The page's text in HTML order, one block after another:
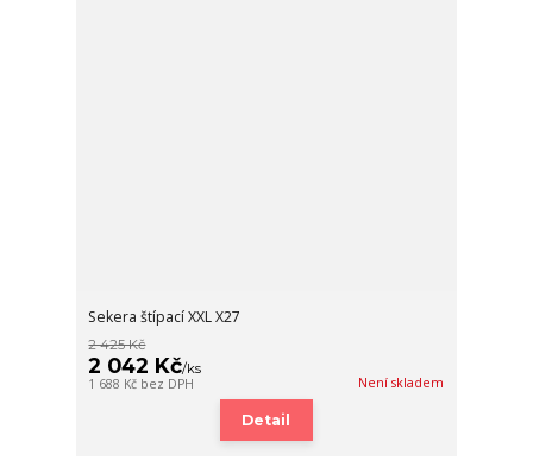
Sekera štípací XXL X27
2 425 Kč
2 042 Kč/ks
1 688 Kč bez DPH Není skladem
Detail